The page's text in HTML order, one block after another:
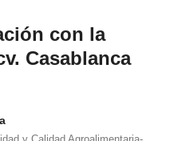
con la
Casablanca